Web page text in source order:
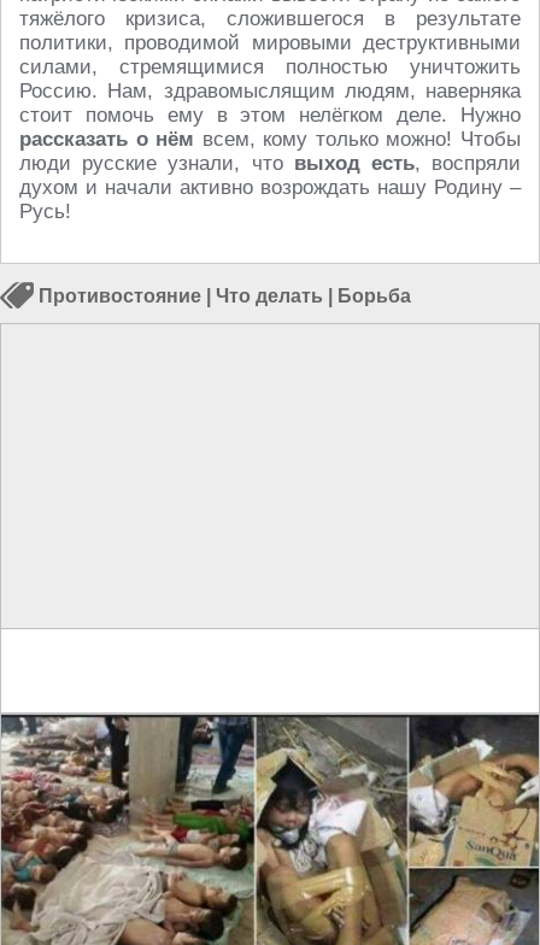
тяжёлого кризиса, сложившегося в результате
политики, проводимой мировыми деструктивными
силами, стремящимися полностью уничтожить
Россию. Нам, здравомыслящим людям, наверняка
стоит помочь ему в этом нелёгком деле. Нужно
рассказать о нём всем, кому только можно! Чтобы
люди русские узнали, что выход есть, воспряли
духом и начали активно возрождать нашу Родину –
Русь!
Противостояние Что делать Борьба